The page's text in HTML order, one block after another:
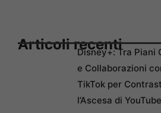
Articoli recenti
Disney+: Tra Piani
e Collaborazioni
TikTok per
l’Ascesa di YouTube